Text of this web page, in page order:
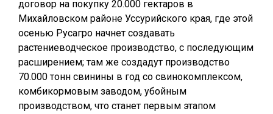
договор на покупку 20.000 гектаров в
Михайловском районе Уссурийского края, где этой
осенью Русагро начнет создавать
растениеводческое производство, с последующим
расширением; там же создадут производство
70.000 тонн свинины в год со свинокомплексом,
комбикормовым заводом, убойным
производством, что станет первым этапом